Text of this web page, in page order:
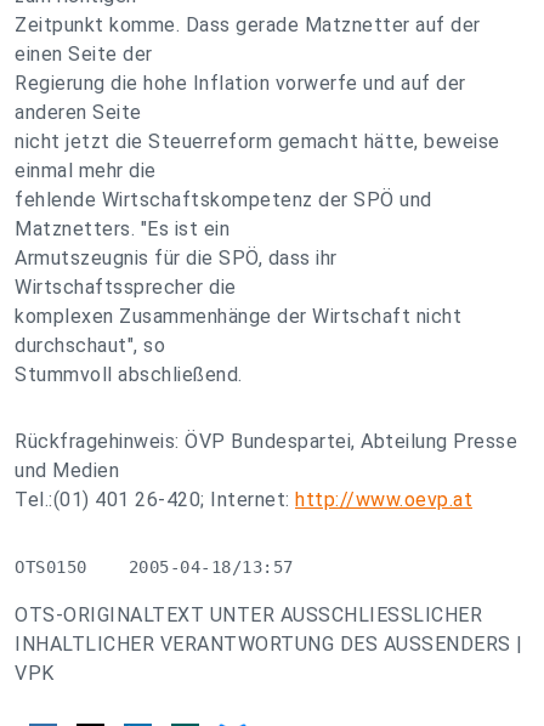
Zeitpunkt komme. Dass gerade Matznetter auf der
einen Seite der
Regierung die hohe Inflation vorwerfe und auf der
anderen Seite
nicht jetzt die Steuerreform gemacht hätte, beweise
einmal mehr die
fehlende Wirtschaftskompetenz der SPÖ und
Matznetters. "Es ist ein
Armutszeugnis für die SPÖ, dass ihr
Wirtschaftssprecher die
komplexen Zusammenhänge der Wirtschaft nicht
durchschaut", so
Stummvoll abschließend.
Rückfragehinweis: ÖVP Bundespartei, Abteilung Presse
und Medien
Tel.:(01) 401 26-420; Internet: http://www.oevp.at
OTS0150    2005-04-18/13:57
OTS-ORIGINALTEXT UNTER AUSSCHLIESSLICHER
INHALTLICHER VERANTWORTUNG DES AUSSENDERS |
VPK